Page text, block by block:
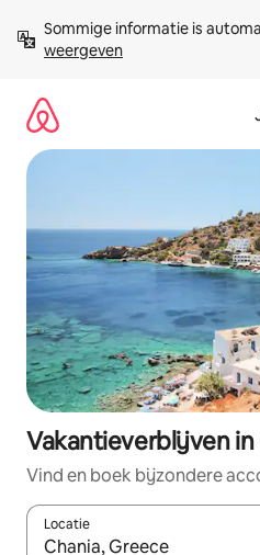
direct
naar
Sommige informatie is
weergeven
Vakantieverblijven in
Vind en boek bijzondere
Locatie
Wanneer er resultaten